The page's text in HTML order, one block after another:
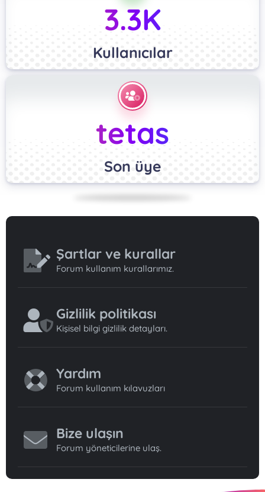
3.3K
Kullanıcılar
tetas
Son üye
Şartlar ve kurallar
Forum kullanım kurallarımız.
Gizlilik politikası
Kişisel bilgi gizlilik detayları.
Yardım
Forum kullanım kılavuzları
Bize ulaşın
Forum yöneticilerine ulaş.